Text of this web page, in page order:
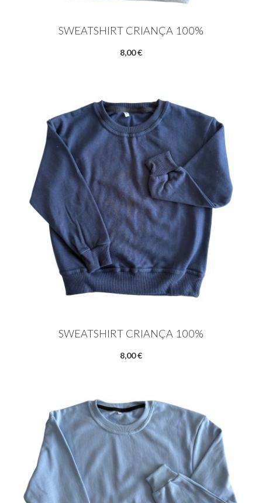
SWEATSHIRT CRIANÇA 100%
8,00 €
SWEATSHIRT CRIANÇA 100%
8,00 €